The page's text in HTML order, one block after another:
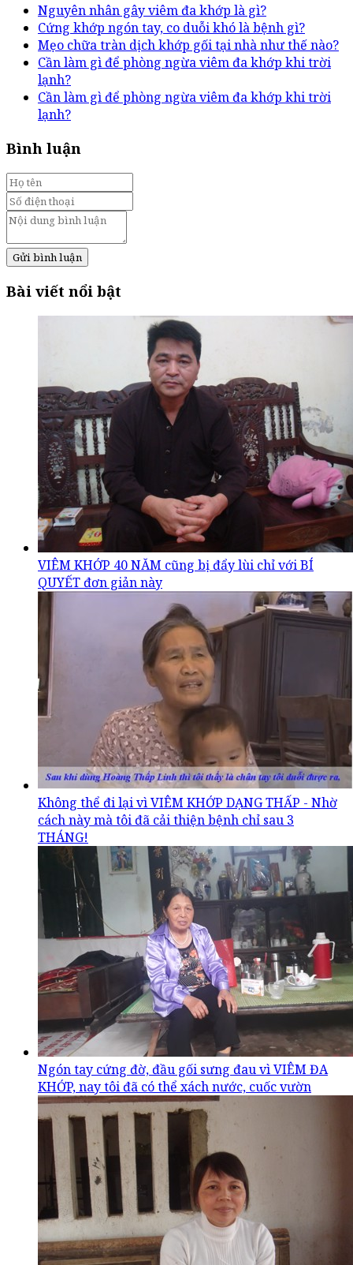
Nguyên nhân gây viêm đa khớp là gì?
Cứng khớp ngón tay, co duỗi khó là bệnh gì?
Mẹo chữa tràn dịch khớp gối tại nhà như thế nào?
Cần làm gì để phòng ngừa viêm đa khớp khi trời
lạnh?
Cần làm gì để phòng ngừa viêm đa khớp khi trời
lạnh?
Bình luận
Gửi bình luận
Bài viết nổi bật
VIÊM KHỚP 40 NĂM cũng bị đẩy lùi chỉ với BÍ
QUYẾT đơn giản này
Không thể đi lại vì VIÊM KHỚP DẠNG THẤP - Nhờ
cách này mà tôi đã cải thiện bệnh chỉ sau 3
THÁNG!
Ngón tay cứng đờ, đầu gối sưng đau vì VIÊM ĐA
KHỚP, nay tôi đã có thể xách nước, cuốc vườn